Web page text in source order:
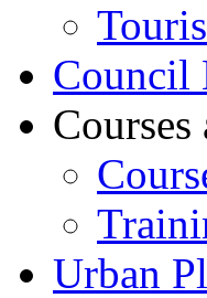
Council
Urban